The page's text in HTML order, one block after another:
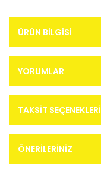
ÜRÜN BILGISI
YORUMLAR
TAKSIT SEÇENEKLERI
ÖNERILERINIZ